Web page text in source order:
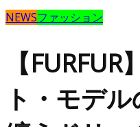
NEWSファッション
【
ト・モデ